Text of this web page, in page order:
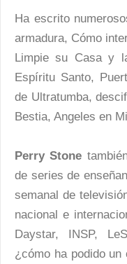
Ha escrito
armadura, Cómo
Limpie su Casa y
Espíritu Santo,
de Ultratumba,
Bestia, Angeles en
Perry Stone
de series de
semanal de
nacional e
Daystar, INSP,
¿cómo ha podido